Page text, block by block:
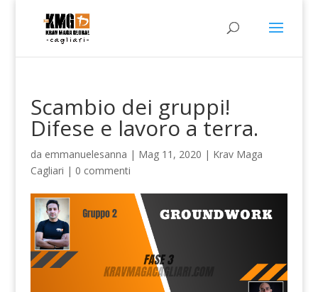
Scambio dei gruppi!
Difese e lavoro a terra.
da emmanuelesanna | Mag 11, 2020 | Krav Maga
Cagliari | 0 commenti